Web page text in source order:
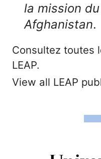
la mission
Afghanistan.
Consultez toutes
LEAP.
View all LEAP